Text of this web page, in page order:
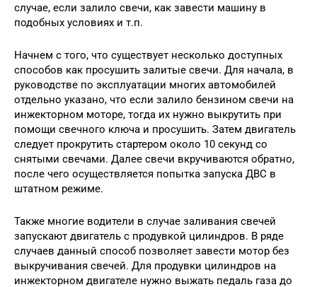
случае, если залило свечи, как завести машину в
подобных условиях и т.п.
Начнем с того, что существует несколько доступных
способов как просушить залитые свечи. Для начала, в
руководстве по эксплуатации многих автомобилей
отдельно указано, что если залило бензином свечи на
инжекторном моторе, тогда их нужно выкрутить при
помощи свечного ключа и просушить. Затем двигатель
следует прокрутить стартером около 10 секунд со
снятыми свечами. Далее свечи вкручиваются обратно,
после чего осуществляется попытка запуска ДВС в
штатном режиме.
Также многие водители в случае заливания свечей
запускают двигатель с продувкой цилиндров. В ряде
случаев данный способ позволяет завести мотор без
выкручивания свечей. Для продувки цилиндров на
инжекторном двигателе нужно выжать педаль газа до